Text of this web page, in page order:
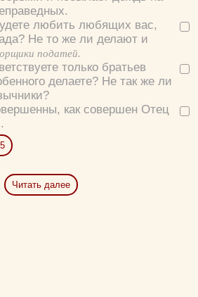
любить любящих вас,
Не то же ли делают и
податей.
только братьев
делаете? Не так же ли
как совершен Отец
Читать далее